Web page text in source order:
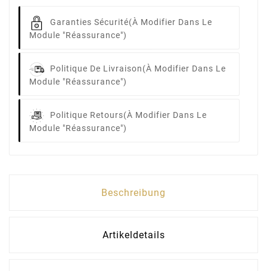
Garanties Sécurité(à Modifier Dans Le
Module "Réassurance")
Politique De Livraison(à Modifier Dans Le
Module "Réassurance")
Politique Retours(à Modifier Dans Le
Module "Réassurance")
Beschreibung
Artikeldetails